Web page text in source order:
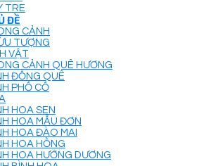
TRE
ĐỀ
CẢNH
TƯỢNG
VẬT
CẢNH QUÊ HƯƠNG
ĐỒNG QUÊ
PHỐ CỔ
HOA SEN
HOA MẪU ĐƠN
HOA ĐÀO MAI
HOA HỒNG
HOA HƯỚNG DƯƠNG